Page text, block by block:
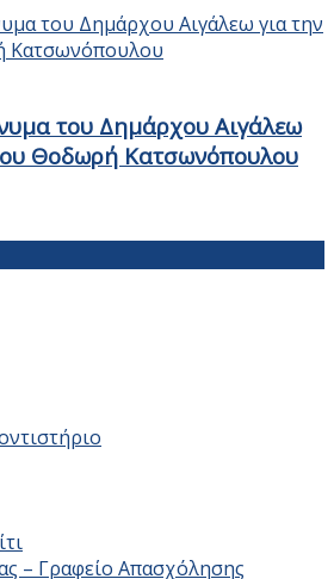
του Δημάρχου Αιγάλεω
Θοδωρή Κατσωνόπουλου
– Γραφείο Απασχόλησης